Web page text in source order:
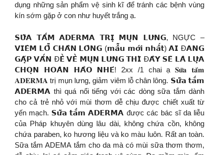
dụng những sản phẩm vệ sinh kĩ để tránh các bệnh vùng
kín sớm gặp ở con như huyết trắng ạ.
𝗦𝗨̛̃𝗔 𝗧𝗔̆́𝗠 𝗔𝗗𝗘𝗥𝗠𝗔 𝗧𝗥𝗜̣ 𝗠𝗨̣𝗡 𝗟𝗨̛𝗡𝗚, NGỰC –
𝗩𝗜𝗘̂𝗠 𝗟𝗢̂̃ 𝗖𝗛𝗔̂𝗡 𝗟𝗢̂𝗡𝗚 (𝗺𝗮̂̃𝘂 𝗺𝗼̛́𝗶 𝗻𝗵𝗮̂́𝘁) 𝗔𝗜 Đ𝗔𝗡𝗚
𝗚𝗔̣̆𝗣 𝗩𝗔̂́𝗡 Đ𝗘̂̀ 𝗩𝗘̂̀ 𝗠𝗨̣𝗡 𝗟𝗨̛𝗡𝗚 𝗧𝗛𝗜̀ Đ𝗔̂𝗬 𝗦𝗘̃ 𝗟𝗔̀ 𝗟𝗨̛̣𝗔
𝗖𝗛𝗢̣𝗡 𝗛𝗢𝗔̀𝗡 𝗛𝗔̉𝗢 𝗡𝗛𝗘́! 2xx /1 chai ạ 𝐒𝐮̛̃𝐚 𝐭𝐚̆́𝐦
𝐀𝐃𝐄𝐑𝐌𝐀 trị mụn lưng, giảm viêm lỗ chân lông. 𝗦𝘂̛̃𝗮 𝘁𝗮̆́𝗺
𝗔𝗗𝗘𝗥𝗠𝗔 thì quá nổi tiếng với các dòng sữa tắm dành
cho cả trẻ nhỏ với mùi thơm dễ chịu được chiết xuất từ
yến mạch. 𝗦𝘂̛̃𝗮 𝘁𝗮̆́𝗺 𝗔𝗗𝗘𝗥𝗠𝗔 được các bác sĩ da liễu
của Pháp khuyên dùng lâu dài, không chứa cồn, không
chứa paraben, ko hương liệu và ko màu luôn. Rất an toàn.
Sữa tắm ADEMA tắm cho da mà có mùi sữa thơm thơm,